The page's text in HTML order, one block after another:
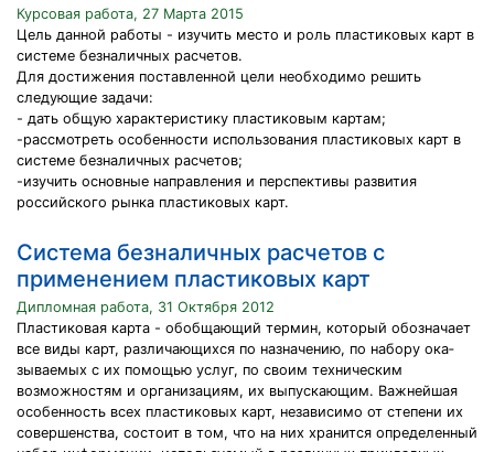
Курсовая работа, 27 Марта 2015
Цель данной работы - изучить место и роль пластиковых карт в
системе безналичных расчетов.
Для достижения поставленной цели необходимо решить
следующие задачи:
- дать общую характеристику пластиковым картам;
-рассмотреть особенности использования пластиковых карт в
системе безналичных расчетов;
-изучить основные направления и перспективы развития
российского рынка пластиковых карт.
Система безналичных расчетов с
применением пластиковых карт
Дипломная работа, 31 Октября 2012
Пластиковая карта - обобщающий термин, который обозначает
все виды карт, различающихся по назначению, по набору ока­
зываемых с их помощью услуг, по своим техническим
возможностям и организациям, их выпускающим. Важнейшая
особенность всех пластиковых карт, независимо от степени их
совершенства, состоит в том, что на них хранится определенный